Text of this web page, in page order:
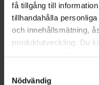
få tillgång till
tillhandahålla
och innehållsmätning,
produktutveckling. Du
Med din tillåtelse skulle
Nödvändig